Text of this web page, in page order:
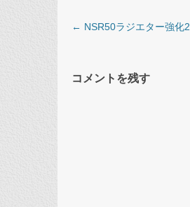
投稿ナビゲーション
← NSR50ラジエター強化2
コメントを残す